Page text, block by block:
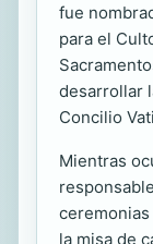
fue
para el
desarrollar
Concilio
Mientras
la misa de